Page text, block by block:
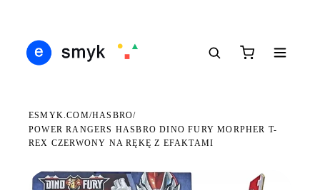
ESMYK.COM/HASBRO/
POWER RANGERS HASBRO DINO FURY MORPHER T-
REX CZERWONY NA RĘKĘ Z EFAKTAMI